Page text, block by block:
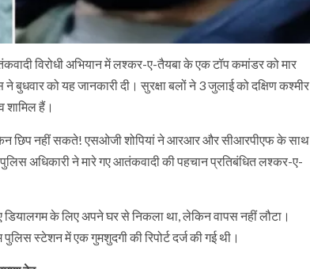
विरोधी अभियान में लश्कर-ए-तैयबा के एक टॉप कमांडर को मार
को यह जानकारी दी। सुरक्षा बलों ने 3 जुलाई को दक्षिण कश्मीर
शामिल हैं।
छिप नहीं सकते! एसओजी शोपियां ने आरआर और सीआरपीएफ के साथ
अधिकारी ने मारे गए आतंकवादी की पहचान प्रतिबंधित लश्कर-ए-
के लिए अपने घर से निकला था, लेकिन वापस नहीं लौटा।
स्टेशन में एक गुमशुदगी की रिपोर्ट दर्ज की गई थी।